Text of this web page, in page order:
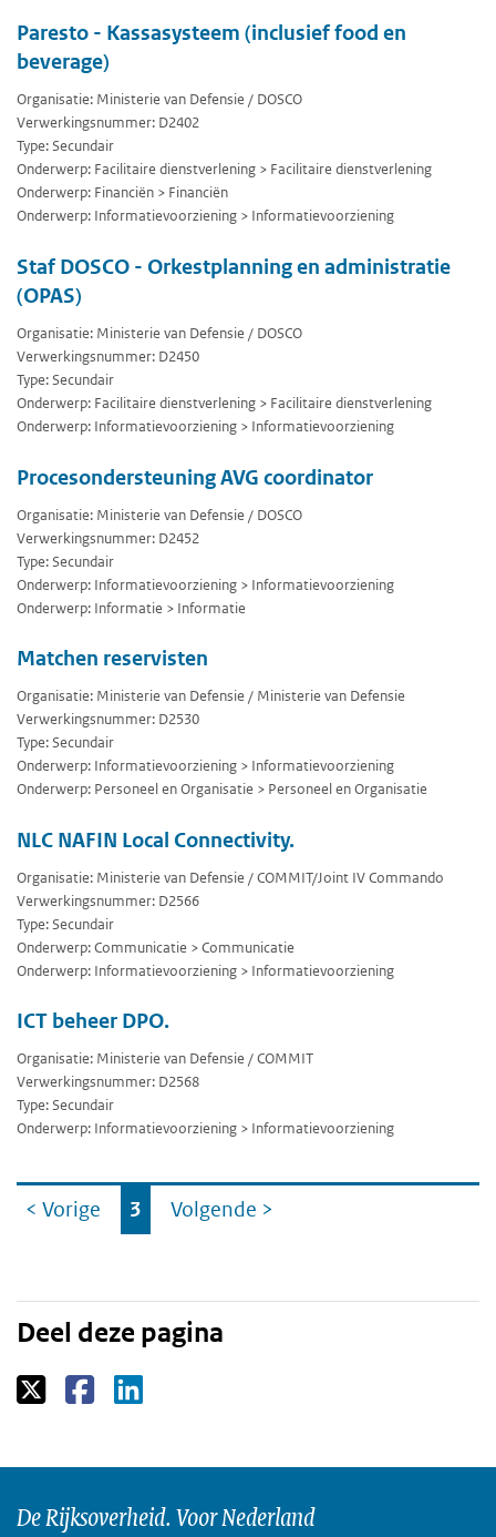
Paresto - Kassasysteem (inclusief food en
beverage)
Organisatie: Ministerie van Defensie / DOSCO
Verwerkingsnummer: D2402
Type: Secundair
Onderwerp: Facilitaire dienstverlening > Facilitaire dienstverlening
Onderwerp: Financiën > Financiën
Onderwerp: Informatievoorziening > Informatievoorziening
Staf DOSCO - Orkestplanning en administratie
(OPAS)
Organisatie: Ministerie van Defensie / DOSCO
Verwerkingsnummer: D2450
Type: Secundair
Onderwerp: Facilitaire dienstverlening > Facilitaire dienstverlening
Onderwerp: Informatievoorziening > Informatievoorziening
Procesondersteuning AVG coordinator
Organisatie: Ministerie van Defensie / DOSCO
Verwerkingsnummer: D2452
Type: Secundair
Onderwerp: Informatievoorziening > Informatievoorziening
Onderwerp: Informatie > Informatie
Matchen reservisten
Organisatie: Ministerie van Defensie / Ministerie van Defensie
Verwerkingsnummer: D2530
Type: Secundair
Onderwerp: Informatievoorziening > Informatievoorziening
Onderwerp: Personeel en Organisatie > Personeel en Organisatie
NLC NAFIN Local Connectivity.
Organisatie: Ministerie van Defensie / COMMIT/Joint IV Commando
Verwerkingsnummer: D2566
Type: Secundair
Onderwerp: Communicatie > Communicatie
Onderwerp: Informatievoorziening > Informatievoorziening
ICT beheer DPO.
Organisatie: Ministerie van Defensie / COMMIT
Verwerkingsnummer: D2568
Type: Secundair
Onderwerp: Informatievoorziening > Informatievoorziening
Ga
naar
< Vorige 3 Volgende >
Deel deze pagina
De Rijksoverheid. Voor Nederland